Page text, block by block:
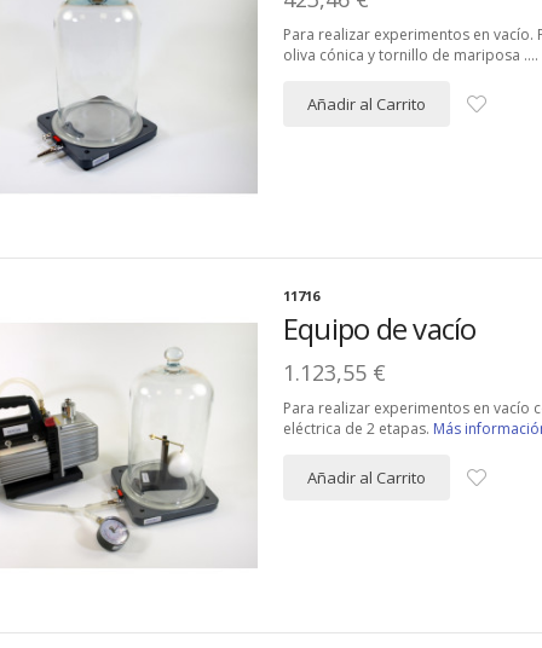
Para realizar experimentos en
oliva cónica y tornillo de mariposa ….
Añadir al Carrito
11716
Equipo de vacío
1.123,55 €
Para realizar experimentos en
eléctrica de 2 etapas. Más
Añadir al Carrito